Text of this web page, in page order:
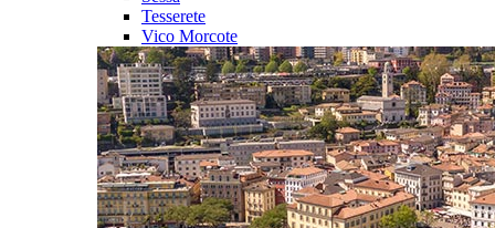
Tesserete
Vico Morcote